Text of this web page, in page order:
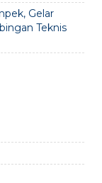
Gelar
Teknis